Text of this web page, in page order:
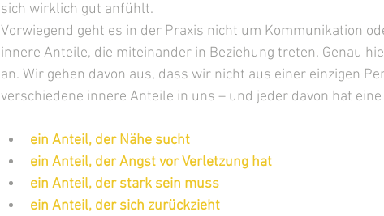
sich wirklich gut anfühlt.
Vorwiegend geht es in der Praxis nicht um Kommunikation
innere Anteile, die miteinander in Beziehung treten. Genau
an. Wir gehen davon aus, dass wir nicht aus einer einzigen
verschiedene innere Anteile in uns – und jeder davon hat eine
ein Anteil, der Nähe sucht
ein Anteil, der Angst vor Verletzung hat
ein Anteil, der stark sein muss
ein Anteil, der sich zurückzieht